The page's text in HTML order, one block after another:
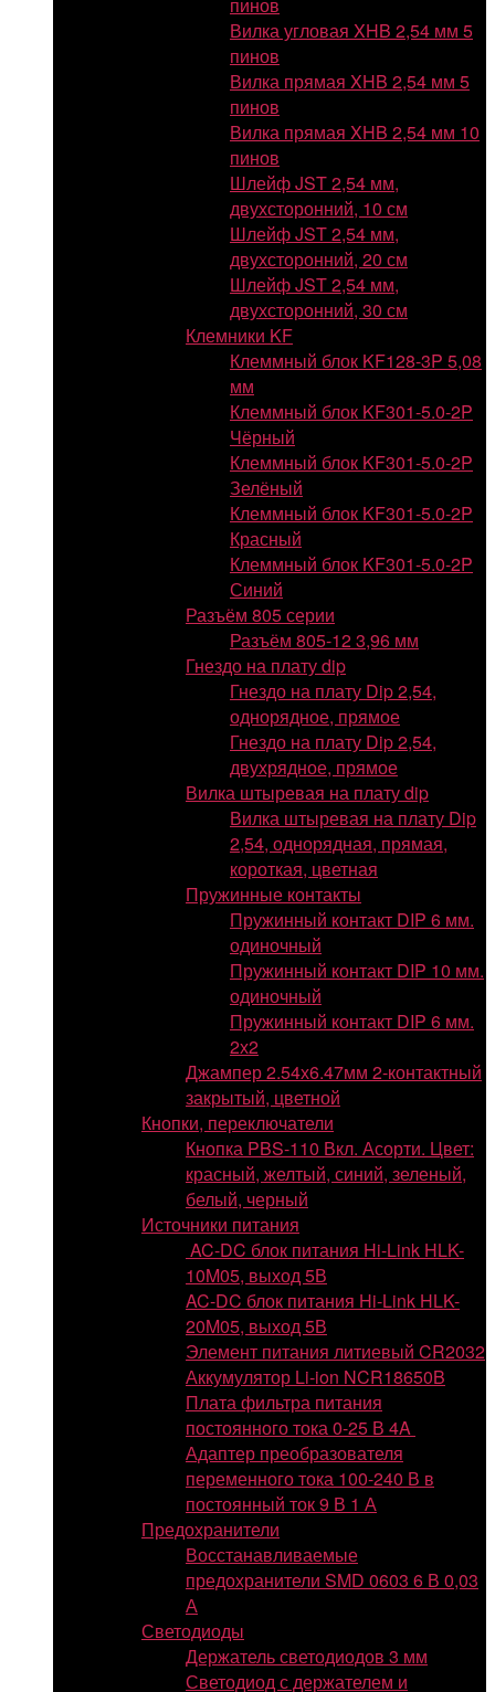
Вилка угловая XHB 2,54 мм 5
пинов
Вилка прямая XHB 2,54 мм 5
пинов
Вилка прямая XHB 2,54 мм 10
пинов
Шлейф JST 2,54 мм,
двухсторонний, 10 см
Шлейф JST 2,54 мм,
двухсторонний, 20 см
Шлейф JST 2,54 мм,
двухсторонний, 30 см
Клемники KF
Клеммный блок KF128-3P 5,08
мм
Клеммный блок KF301-5.0-2P
Чёрный
Клеммный блок KF301-5.0-2P
Зелёный
Клеммный блок KF301-5.0-2P
Красный
Клеммный блок KF301-5.0-2P
Синий
Разъём 805 серии
Разъём 805-12 3,96 мм
Гнездо на плату dip
Гнездо на плату Dip 2,54,
однорядное, прямое
Гнездо на плату Dip 2,54,
двухрядное, прямое
Вилка штыревая на плату dip
Вилка штыревая на плату Dip
2,54, однорядная, прямая,
короткая, цветная
Пружинные контакты
Пружинный контакт DIP 6 мм.
одиночный
Пружинный контакт DIP 10 мм.
одиночный
Пружинный контакт DIP 6 мм.
2х2
Джампер 2.54х6.47мм 2-контактный
закрытый, цветной
Кнопки, переключатели
Кнопка PBS-110 Вкл. Асорти. Цвет:
красный, желтый, синий, зеленый,
белый, черный
Источники питания
AC-DC блок питания Hi-Link HLK-
10M05, выход 5В
AC-DC блок питания Hi-Link HLK-
20M05, выход 5В
Элемент питания литиевый CR2032
Аккумулятор Li-ion NCR18650B
Плата фильтра питания
постоянного тока 0-25 В 4A
Адаптер преобразователя
переменного тока 100-240 В в
постоянный ток 9 В 1 А
Предохранители
Восстанавливаемые
предохранители SMD 0603 6 В 0,03
А
Светодиоды
Держатель светодиодов 3 мм
Светодиод с держателем и